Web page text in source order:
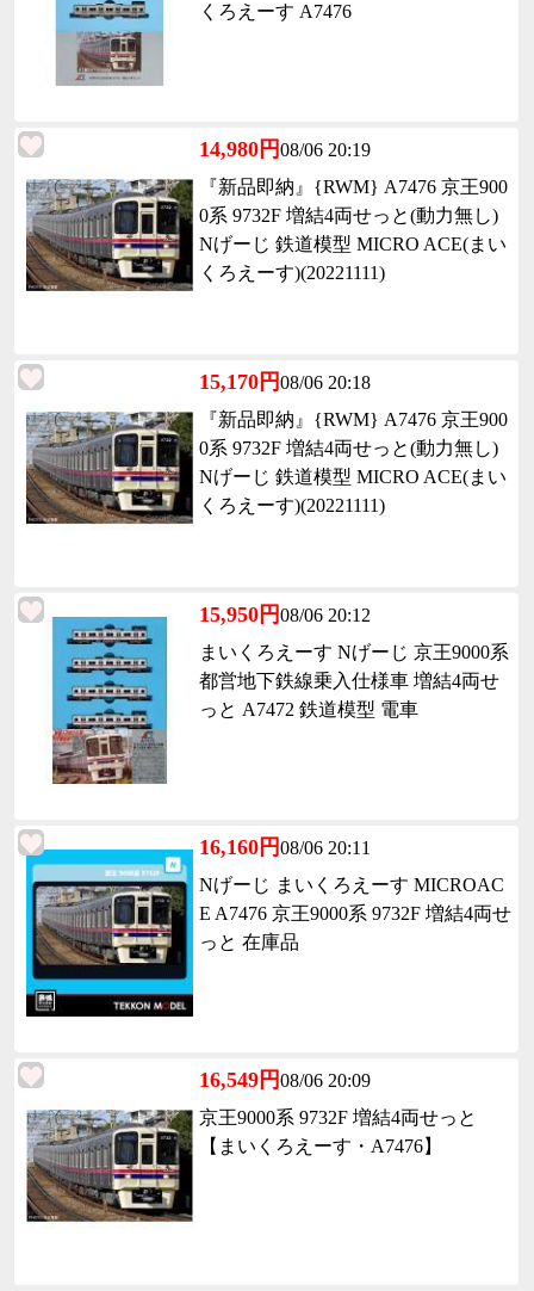
くろえーす A7476
14,980円08/06 20:19
『新品即納』{RWM} A7476 京王900
0系 9732F 増結4両せっと(動力無し)
Nげーじ 鉄道模型 MICRO ACE(まい
くろえーす)(20221111)
15,170円08/06 20:18
『新品即納』{RWM} A7476 京王900
0系 9732F 増結4両せっと(動力無し)
Nげーじ 鉄道模型 MICRO ACE(まい
くろえーす)(20221111)
15,950円08/06 20:12
まいくろえーす Nげーじ 京王9000系
都営地下鉄線乗入仕様車 増結4両せ
っと A7472 鉄道模型 電車
16,160円08/06 20:11
Nげーじ まいくろえーす MICROAC
E A7476 京王9000系 9732F 増結4両せ
っと 在庫品
16,549円08/06 20:09
京王9000系 9732F 増結4両せっと
【まいくろえーす・A7476】